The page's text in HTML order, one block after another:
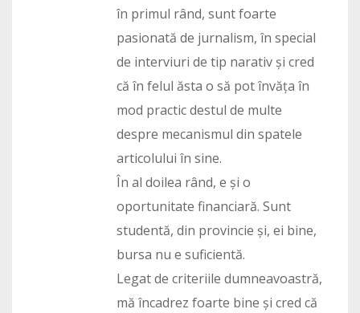
în primul rând, sunt foarte
pasionată de jurnalism, în special
de interviuri de tip narativ și cred
că în felul ăsta o să pot învăța în
mod practic destul de multe
despre mecanismul din spatele
articolului în sine.
În al doilea rând, e și o
oportunitate financiară. Sunt
studentă, din provincie și, ei bine,
bursa nu e suficientă.
Legat de criteriile dumneavoastră,
mă încadrez foarte bine și cred că